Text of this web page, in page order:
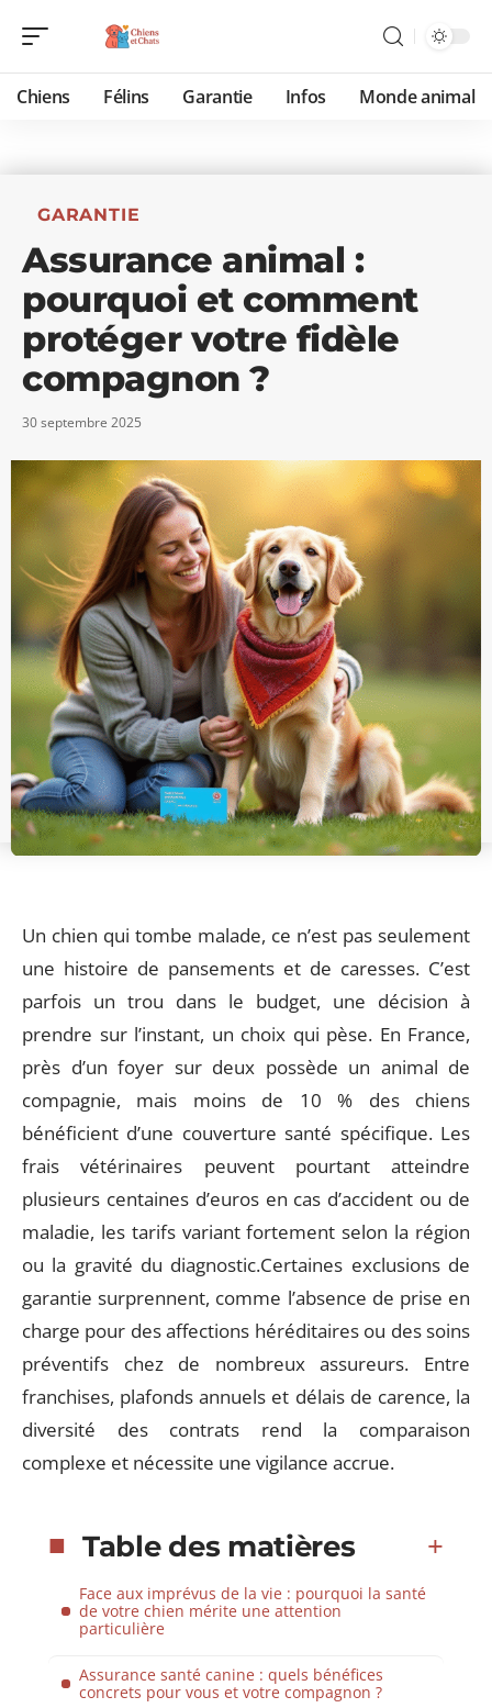
Chiens Félins Garantie Infos Monde animal
GARANTIE
Assurance animal :
pourquoi et comment
protéger votre fidèle
compagnon ?
30 septembre 2025
Un chien qui tombe malade, ce n’est pas seulement
une histoire de pansements et de caresses. C’est
parfois un trou dans le budget, une décision à
prendre sur l’instant, un choix qui pèse. En France,
près d’un foyer sur deux possède un animal de
compagnie, mais moins de 10 % des chiens
bénéficient d’une couverture santé spécifique. Les
frais vétérinaires peuvent pourtant atteindre
plusieurs centaines d’euros en cas d’accident ou de
maladie, les tarifs variant fortement selon la région
ou la gravité du diagnostic.Certaines exclusions de
garantie surprennent, comme l’absence de prise en
charge pour des affections héréditaires ou des soins
préventifs chez de nombreux assureurs. Entre
franchises, plafonds annuels et délais de carence, la
diversité des contrats rend la comparaison
complexe et nécessite une vigilance accrue.
Table des matières
Face aux imprévus de la vie : pourquoi la santé
de votre chien mérite une attention
particulière
Assurance santé canine : quels bénéfices
concrets pour vous et votre compagnon ?